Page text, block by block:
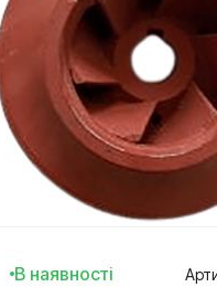
В наявності